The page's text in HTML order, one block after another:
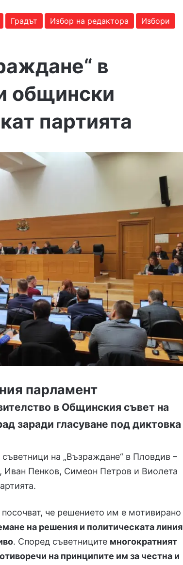
Градът Избор на редактора
Избори
в
общински
партията
парламент
в Общинския съвет на
заради гласуване под диктовка
на „Възраждане“ в Пловдив –
Иван Пенков, Симеон Петров и Виолета
че решението им е мотивирано
на решения и политическата линия
. Според съветниците многократният
на принципите им за честна и